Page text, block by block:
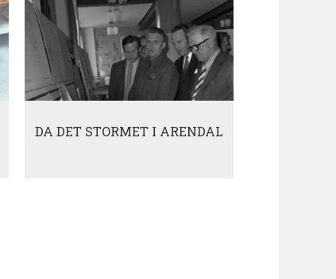
DA DET STORMET I ARENDAL